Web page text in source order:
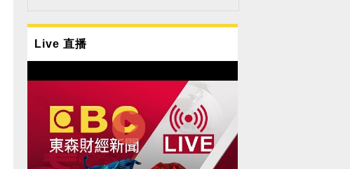
Live 直播